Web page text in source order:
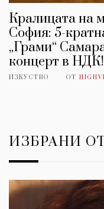
Кралицата на
София: 5-
„Грами“
концерт в НДК!
ИЗКУСТВО ОТ
ИЗБРАНИ